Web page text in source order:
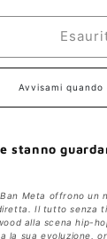
Ban
-
Avvisami quando
stanno
Meta offrono un
Il tutto senza
alla scena hip-
la sua evoluzione,